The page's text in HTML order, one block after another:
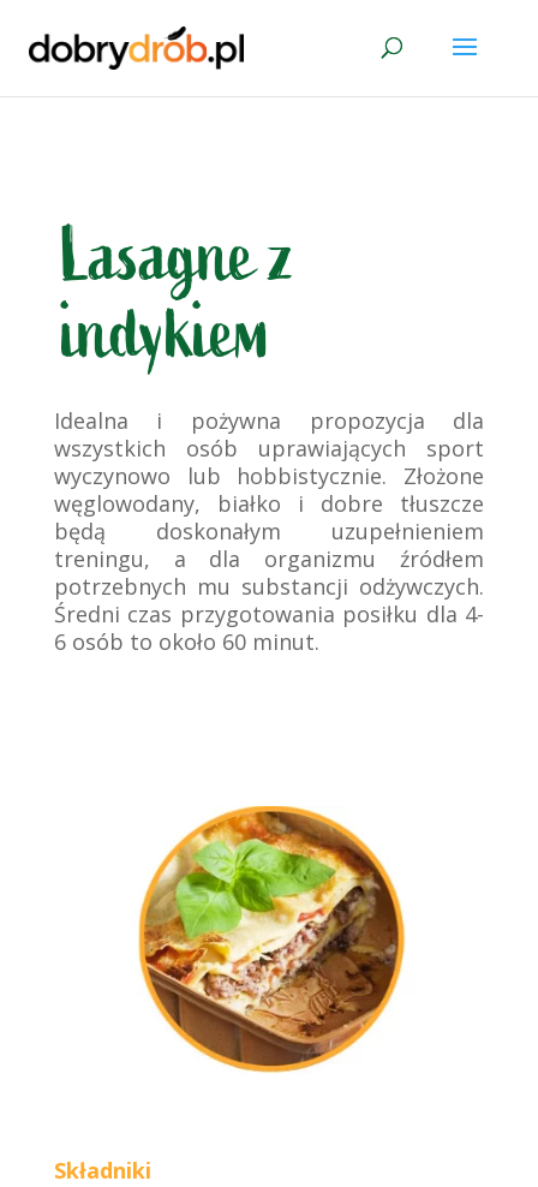
Lasagne z
indykiem
Idealna i pożywna propozycja dla
wszystkich osób uprawiających sport
wyczynowo lub hobbistycznie. Złożone
węglowodany, białko i dobre tłuszcze
będą doskonałym uzupełnieniem
treningu, a dla organizmu źródłem
potrzebnych mu substancji odżywczych.
Średni czas przygotowania posiłku dla 4-
6 osób to około 60 minut.
Składniki